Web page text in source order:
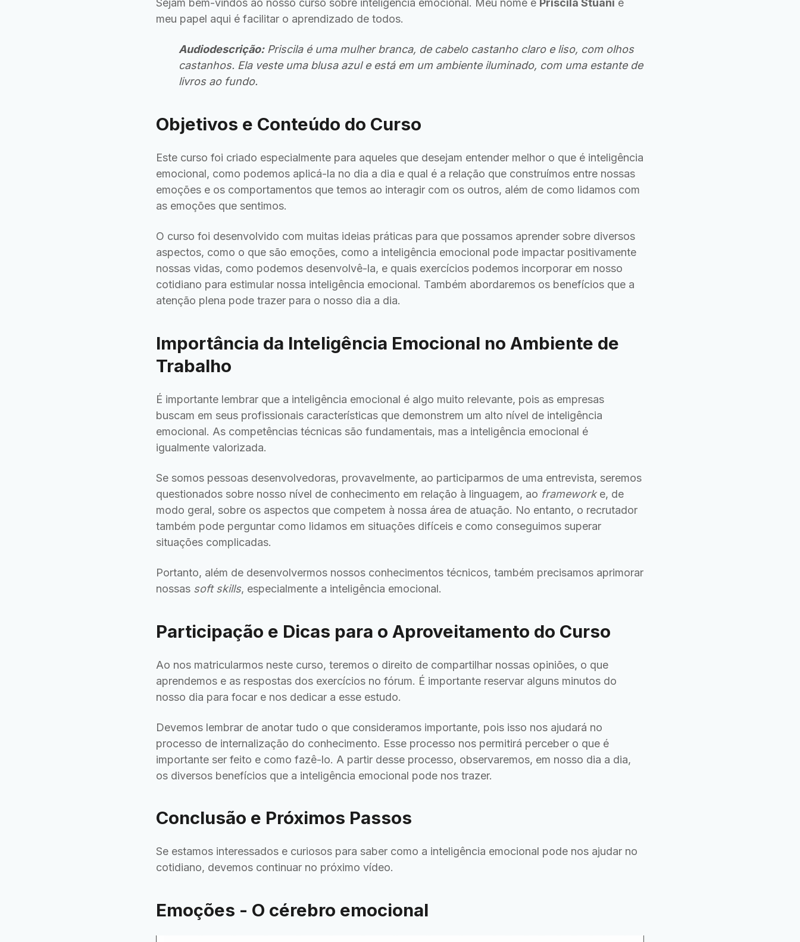
Sejam bem-vindos ao nosso curso sobre inteligência emocional. Meu nome é Priscila Stuani e
meu papel aqui é facilitar o aprendizado de todos.
Audiodescrição:Priscila é uma mulher branca, de cabelo castanho claro e liso, com olhos
castanhos. Ela veste uma blusa azul e está em um ambiente iluminado, com uma estante de
livros ao fundo.
Objetivos e Conteúdo do Curso
Este curso foi criado especialmente para aqueles que desejam entender melhor o que é inteligência
emocional, como podemos aplicá-la no dia a dia e qual é a relação que construímos entre nossas
emoções e os comportamentos que temos ao interagir com os outros, além de como lidamos com
as emoções que sentimos.
O curso foi desenvolvido com muitas ideias práticas para que possamos aprender sobre diversos
aspectos, como o que são emoções, como a inteligência emocional pode impactar positivamente
nossas vidas, como podemos desenvolvê-la, e quais exercícios podemos incorporar em nosso
cotidiano para estimular nossa inteligência emocional. Também abordaremos os benefícios que a
atenção plena pode trazer para o nosso dia a dia.
Importância da Inteligência Emocional no Ambiente de
Trabalho
É importante lembrar que a inteligência emocional é algo muito relevante, pois as empresas
buscam em seus profissionais características que demonstrem um alto nível de inteligência
emocional. As competências técnicas são fundamentais, mas a inteligência emocional é
igualmente valorizada.
Se somos pessoas desenvolvedoras, provavelmente, ao participarmos de uma entrevista, seremos
questionados sobre nosso nível de conhecimento em relação à linguagem, ao frameworke, de
modo geral, sobre os aspectos que competem à nossa área de atuação. No entanto, o recrutador
também pode perguntar como lidamos em situações difíceis e como conseguimos superar
situações complicadas.
Portanto, além de desenvolvermos nossos conhecimentos técnicos, também precisamos aprimorar
nossas soft skills, especialmente a inteligência emocional.
Participação e Dicas para o Aproveitamento do Curso
Ao nos matricularmos neste curso, teremos o direito de compartilhar nossas opiniões, o que
aprendemos e as respostas dos exercícios no fórum. É importante reservar alguns minutos do
nosso dia para focar e nos dedicar a esse estudo.
Devemos lembrar de anotar tudo o que consideramos importante, pois isso nos ajudará no
processo de internalização do conhecimento. Esse processo nos permitirá perceber o que é
importante ser feito e como fazê-lo. A partir desse processo, observaremos, em nosso dia a dia,
os diversos benefícios que a inteligência emocional pode nos trazer.
Conclusão e Próximos Passos
Se estamos interessados e curiosos para saber como a inteligência emocional pode nos ajudar no
cotidiano, devemos continuar no próximo vídeo.
Emoções - O cérebro emocional